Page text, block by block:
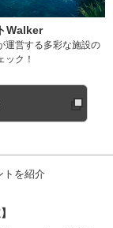
Walker
運営する多彩な施設の
ック！
トを紹介